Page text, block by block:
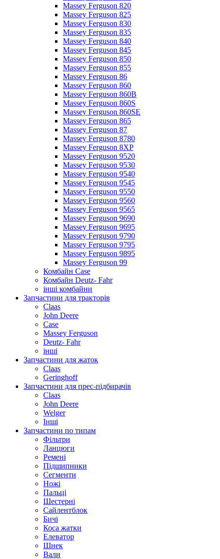
Massey Ferguson 820
Massey Ferguson 825
Massey Ferguson 830
Massey Ferguson 835
Massey Ferguson 840
Massey Ferguson 845
Massey Ferguson 850
Massey Ferguson 855
Massey Ferguson 86
Massey Ferguson 860
Massey Ferguson 860B
Massey Ferguson 860S
Massey Ferguson 860SE
Massey Ferguson 865
Massey Ferguson 87
Massey Ferguson 8780
Massey Ferguson 8XP
Massey Ferguson 9520
Massey Ferguson 9530
Massey Ferguson 9540
Massey Ferguson 9545
Massey Ferguson 9550
Massey Ferguson 9560
Massey Ferguson 9565
Massey Ferguson 9690
Massey Ferguson 9695
Massey Ferguson 9790
Massey Ferguson 9795
Massey Ferguson 9895
Massey Ferguson 99
Комбайн Case
Комбайн Deutz- Fahr
інші комбайни
Запчастини для тракторів
Claas
John Deere
Case
Massey Ferguson
Deutz- Fahr
інші
Запчастини для жаток
Claas
Geringhoff
Запчастини для прес-підбирачів
Claas
John Deere
Welger
Інші
Запчастини по типам
Фільтри
Ланцюги
Ремені
Підшипники
Сегменти
Ножі
Пальці
Шестерні
Сайлентблок
Бичі
Коса жатки
Елеватор
Шнек
Вали